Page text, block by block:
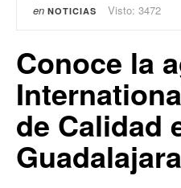
en NOTICIAS Visto: 3472
Conoce la
de Calidad
Guadalajara